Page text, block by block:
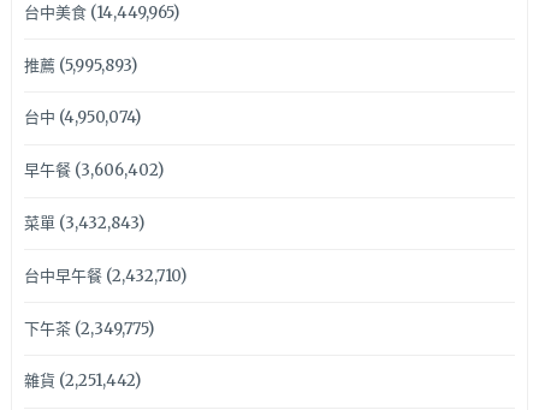
台中美食(14,449,965)
推薦(5,995,893)
台中 (4,950,074)
早午餐(3,606,402)
菜單(3,432,843)
台中早午餐(2,432,710)
下午茶(2,349,775)
雜貨 (2,251,442)